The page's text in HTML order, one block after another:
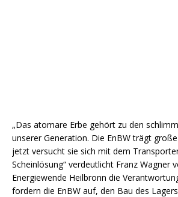
„Das atomare Erbe gehört zu den
unserer Generation. Die EnBW trägt
jetzt versucht sie sich mit dem
Scheinlösung“ verdeutlicht Franz Wagner
Energiewende Heilbronn die
fordern die EnBW auf, den Bau des